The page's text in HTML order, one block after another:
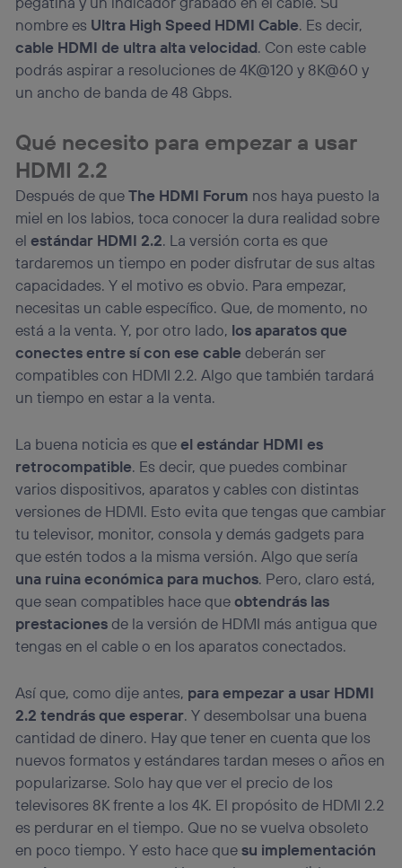
nombre es Ultra High Speed HDMI Cable. Es decir,
cable HDMI de ultra alta velocidad. Con este cable
podrás aspirar a resoluciones de 4K@120 y 8K@60 y
un ancho de banda de 48 Gbps.
Qué necesito para empezar a usar
HDMI 2.2
Después de queThe HDMI Forum nos haya puesto la
miel en los labios, toca conocer la dura realidad sobre
elestándar HDMI 2.2. La versión corta es que
tardaremos un tiempo en poder disfrutar de sus altas
capacidades. Y el motivo es obvio. Para empezar,
necesitas un cable específico. Que, de momento, no
está a la venta. Y, por otro lado, los aparatos que
conectes entre sí con ese cable deberán ser
compatibles con HDMI 2.2. Algo que también tardará
un tiempo en estar a la venta.
La buena noticia es queel estándar HDMI es
retrocompatible. Es decir, que puedes combinar
varios dispositivos, aparatos y cables con distintas
versiones de HDMI. Esto evita que tengas que cambiar
tu televisor, monitor, consola y demás gadgets para
que estén todos a la misma versión. Algo que sería
una ruina económica para muchos. Pero, claro está,
que sean compatibles hace queobtendrás las
prestacionesde la versión de HDMI más antigua que
tengas en el cable o en los aparatos conectados.
Así que, como dije antes, para empezar a usar HDMI
2.2 tendrás que esperar. Y desembolsar una buena
cantidad de dinero. Hay que tener en cuenta que los
nuevos formatos y estándares tardan meses o años en
popularizarse. Solo hay que ver el precio de los
televisores 8K frente a los 4K. El propósito de HDMI 2.2
es perdurar en el tiempo. Que no se vuelva obsoleto
en poco tiempo. Y esto hace quesu implementación